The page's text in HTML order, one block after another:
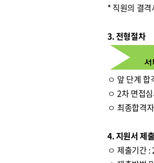
* 직원의 결격
3. 전형절차
ㅇ 앞 단계
ㅇ 2차 면접
ㅇ 최종합격
4. 지원서 제출
ㅇ 제출기간